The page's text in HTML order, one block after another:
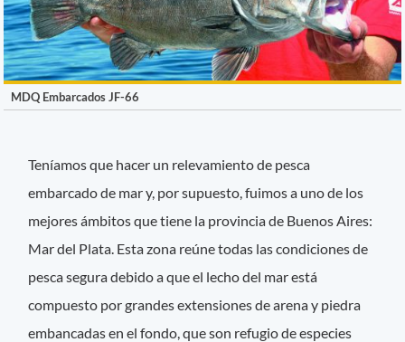
MDQ Embarcados JF-66
Teníamos que hacer un relevamiento de pesca
embarcado de mar y, por supuesto, fuimos a uno de los
mejores ámbitos que tiene la provincia de Buenos Aires:
Mar del Plata. Esta zona reúne todas las condiciones de
pesca segura debido a que el lecho del mar está
compuesto por grandes extensiones de arena y piedra
embancadas en el fondo, que son refugio de especies